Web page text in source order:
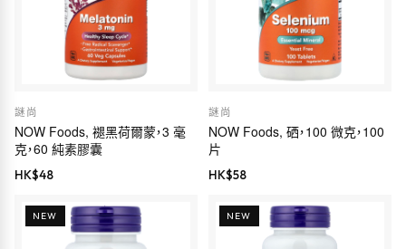
謎尚
NOW Foods, 褪黑荷爾蒙，3 毫
克，60 純素膠囊
HK$48
謎尚
NOW Foods, 硒，100 微克，100
片
HK$58
NEW NEW